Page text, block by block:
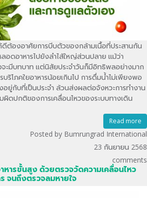
ดีต้องอาศัยการบีบตัวของกล้ามเนื้อที่ประสานกัน
อดอาหารไปยังลำไส้ใหญ่ส่วนปลาย แม้ว่า
จะมีบทบาท แต่นิสัยประจำวันก็มีอิทธิพลอย่างมาก
บริโภคใยอาหารน้อยเกินไป การดื่มน้ำไม่เพียงพอ
อยู่กับที่เป็นประจำ ล้วนส่งผลต่อจังหวะการทำงาน
ผิดปกติของการเคลื่อนไหวของระบบทางเดิน
Read more
Posted by Bumrungrad International
23 กันยายน 2568
comments
หารขั้นสูง ด้วยตรวจวัดความเคลื่อนไหว
จนถึงตรวจลมหายใจ